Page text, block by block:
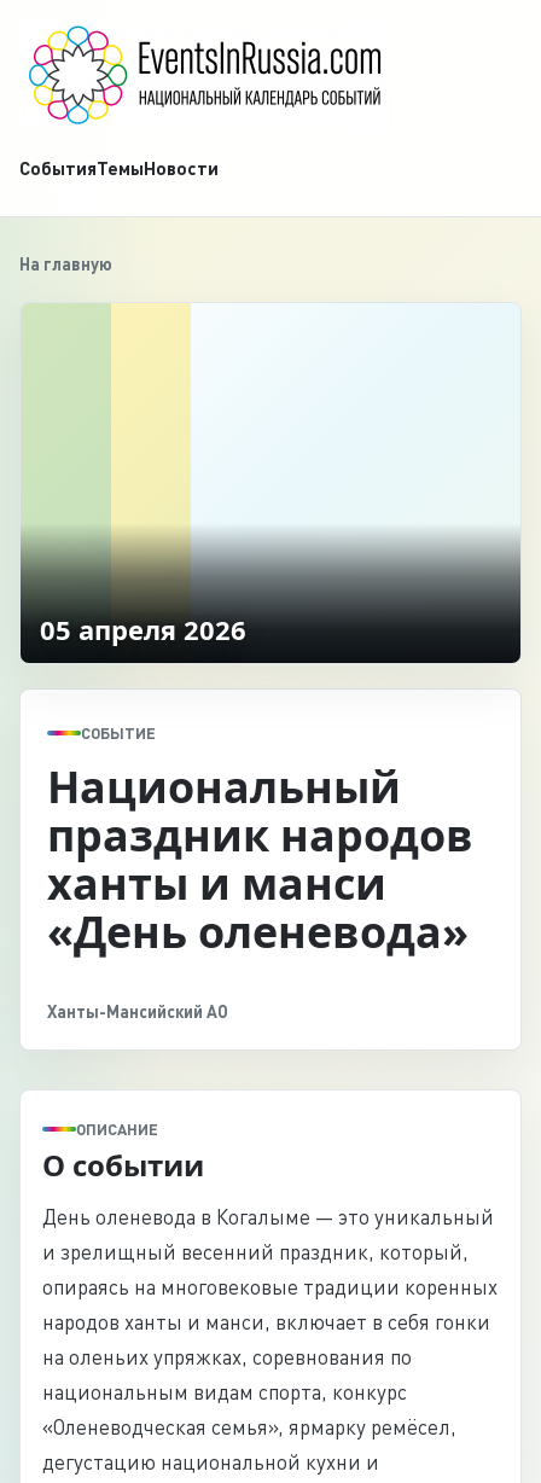
СобытияТемыНовости
На главную
‹
05 апреля 2026
СОБЫТИЕ
Национальный
праздник народов
ханты и манси
«День оленевода»
Ханты-Мансийский АО
ОПИСАНИЕ
О событии
День оленевода в Когалыме — это уникальный
и зрелищный весенний праздник, который,
опираясь на многовековые традиции коренных
народов ханты и манси, включает в себя гонки
на оленьих упряжках, соревнования по
национальным видам спорта, конкурс
«Оленеводческая семья», ярмарку ремёсел,
дегустацию национальной кухни и